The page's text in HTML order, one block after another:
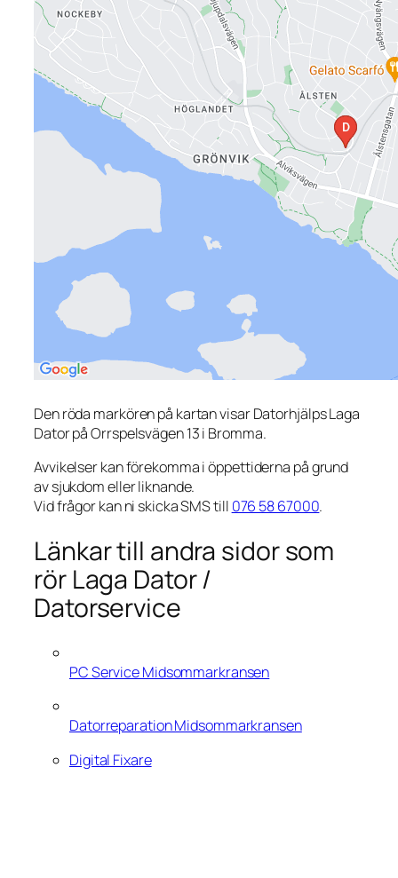
Den röda markören på kartan visar Datorhjälps Laga
Dator på Orrspelsvägen 13 i Bromma.
Avvikelser kan förekomma i öppettiderna på grund
av sjukdom eller liknande.
Vid frågor kan ni skicka SMS till 076 58 67000.
Länkar till andra sidor som
rör Laga Dator /
Datorservice
PC Service Midsommarkransen
Datorreparation Midsommarkransen
Digital Fixare